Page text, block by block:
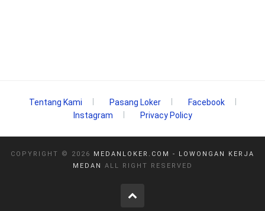
Tentang Kami Pasang Loker
Facebook
Instagram
Privacy Policy
COPYRIGHT © 2026
MEDANLOKER.COM - LOWONGAN KERJA
MEDAN
ALL RIGHT RESERVED